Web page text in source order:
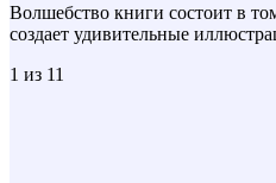
Волшебство книги состоит в
создает удивительные
1 из 11